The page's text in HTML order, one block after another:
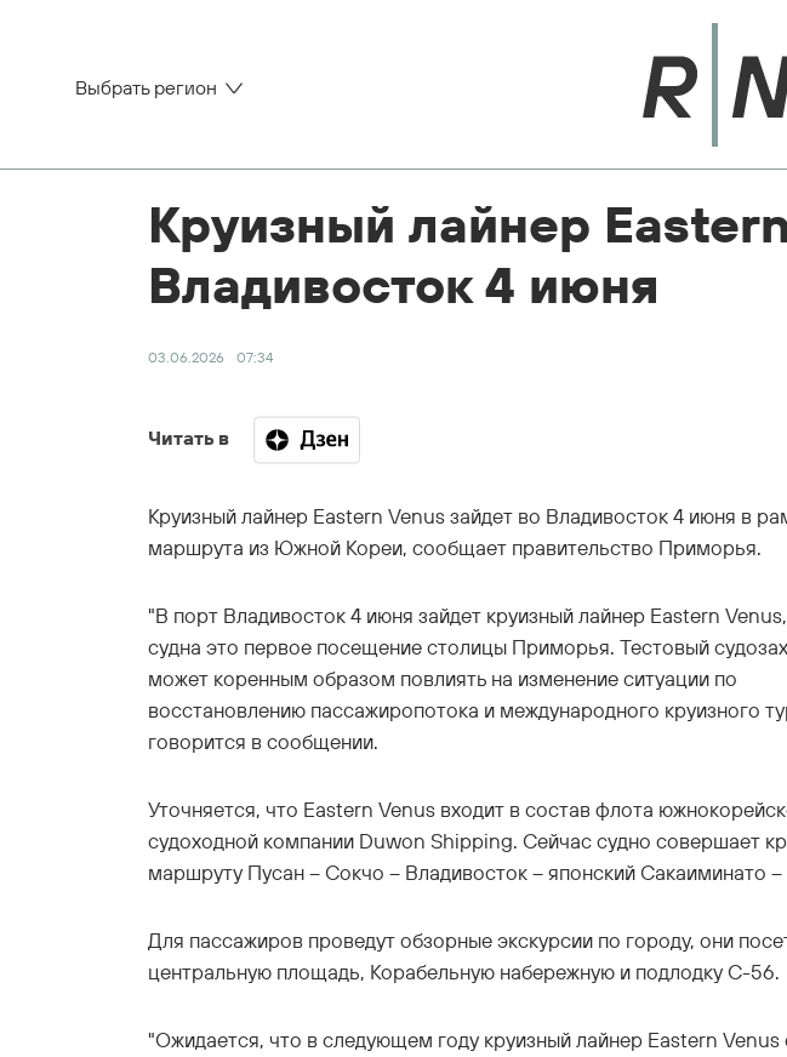
Выбрать регион
Круизный лайнер
Владивосток 4 июня
03.06.2026 07:34
Читать в
Круизный лайнер Eastern Venus зайдет во Владивосток 4 июня в
маршрута из Южной Кореи, сообщает правительство Приморья.
"В порт Владивосток 4 июня зайдет круизный лайнер Eastern
судна это первое посещение столицы Приморья. Тестовый
может коренным образом повлиять на изменение ситуации по
восстановлению пассажиропотока и международного круизного
говорится в сообщении.
Уточняется, что Eastern Venus входит в состав флота
судоходной компании Duwon Shipping. Сейчас судно совершает
маршруту Пусан – Сокчо – Владивосток – японский Сакаиминато –
Для пассажиров проведут обзорные экскурсии по городу, они
центральную площадь, Корабельную набережную и подлодку С-56.
"Ожидается, что в следующем году круизный лайнер Eastern